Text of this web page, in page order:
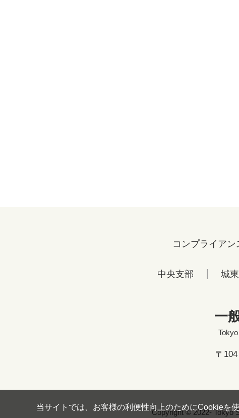
コンプライアン
中央支部 城
一
〒
Copyright © 2022- Tokyo
当サイトでは、お客様の利便性向上のためにCookieを